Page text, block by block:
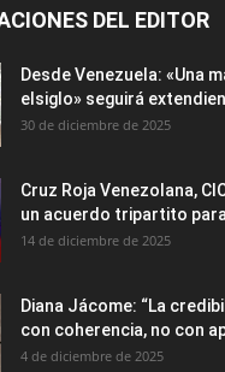
DEL EDITOR
Desde Venezuela: «Una
elsiglo» seguirá
30 de diciembre de 2025
Cruz Roja Venezolana,
un acuerdo tripartito
14 de diciembre de 2025
Diana Jácome: “La
con coherencia, no con
4 de diciembre de 2025